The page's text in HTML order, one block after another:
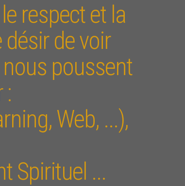
respect et la
de voir
poussent
:
Web, ...),
Spirituel ...